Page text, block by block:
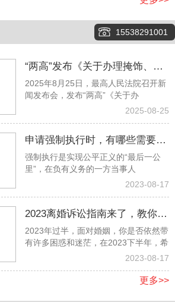
15538291001
“两高”发布《关于办理掩饰、隐
瞒犯罪所得、犯罪所得收益刑事
案件适用法律若干问题的解释》
2025年8月25日，最高人民法院召开新
闻发布会，发布“两高”《关于办
2025-08-25
申请强制执行时，有哪些需要注
意的事项？
强制执行是实现公平正义的“最后一公
里”，在负有义务的一方当事人
2023-08-17
2023离婚诉讼指南来了，教你少
走冤枉路！建议收藏→
2023年过半，面对婚姻，你是否依然带
有许多困惑和迷茫，在2023下半年，希
2023-08-17
更多>>